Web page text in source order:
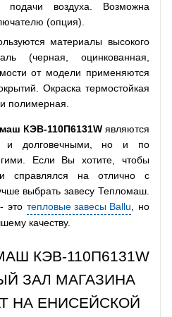
подачи воздуха. Возможна
(опция).
материалы высокого
(черная, оцинкованная,
от модели применяются
Окраска термостойкая
полимерная.
КЭВ-110П6131W являются
и долговечными, но и по
Если Вы хотите, чтобы
справлялся на отлично с
выбрать завесу Тепломаш.
это тепловые завесы Ballu , но
качеству.
КЭВ-110П6131W
ЗАЛ МАГАЗИНА
НА ЕНИСЕЙСКОЙ